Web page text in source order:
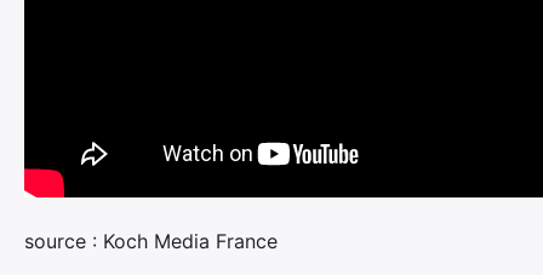
source : Koch Media France